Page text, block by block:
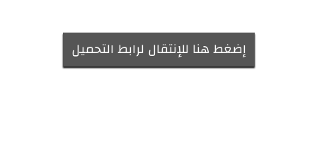
إضغط هنا للإنتقال لرابط التحميل